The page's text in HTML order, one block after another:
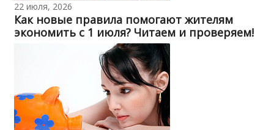
22 июля, 2026
Как новые правила помогают жителям
экономить с 1 июля? Читаем и проверяем!